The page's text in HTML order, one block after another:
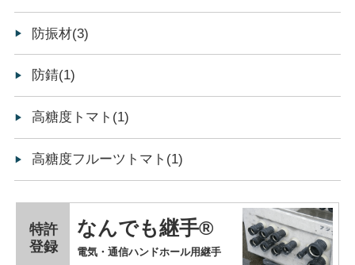
防振材(3)
防錆(1)
高糖度トマト(1)
高糖度フルーツトマト(1)
なんでも継手®
特許
登録
電気・通信ハンドホール用継手